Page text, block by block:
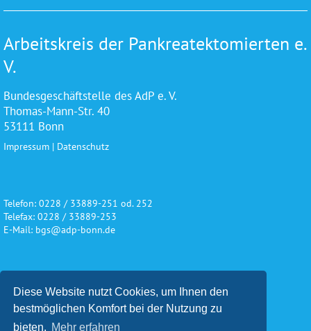
Diese Website nutzt Cookies, um Ihnen den
bestmöglichen Komfort bei der Nutzung zu
bieten. Mehr erfahren
Arbeitskreis der Pankreatektomierten e.
V.
Bundesgeschäftstelle des AdP e. V.
Thomas-Mann-Str. 40
53111 Bonn
Impressum | Datenschutz
Telefon: 0228 / 33889-251 od. 252
Telefax: 0228 / 33889-253
E-Mail: bgs@adp-bonn.de
Wir danken für die freundliche
Unterstützung und Förderung